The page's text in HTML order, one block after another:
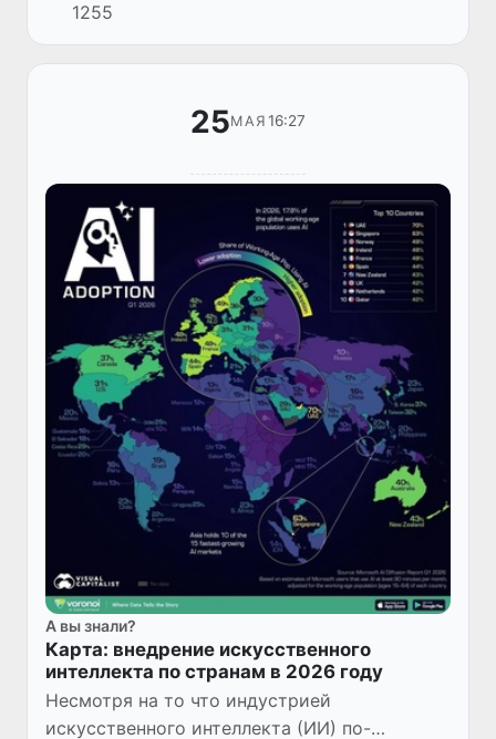
1255
25МАЯ 16:27
А вы знали?
Карта: внедрение искусственного
интеллекта по странам в 2026 году
Несмотря на то что индустрией
искусственного интеллекта (ИИ) по-